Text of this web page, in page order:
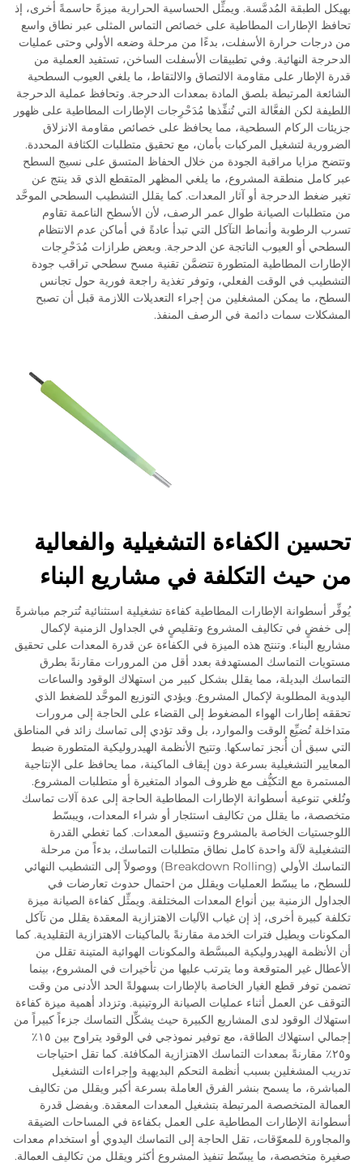
بهيكل الطبقة المُدمَّسة. ويمثِّل الحساسية الحرارية ميزةً حاسمةً أخرى، إذ
تحافظ الإطارات المطاطية على خصائص التماس المثلى عبر نطاق واسع
من درجات حرارة الأسفلت، بدءًا من مرحلة وضعه الأولي وحتى عمليات
الدحرجة النهائية. وفي تطبيقات الأسفلت الساخن، تستفيد العملية من
قدرة الإطار على مقاومة الالتصاق والالتقاط، ما يلغي العيوب السطحية
الشائعة المرتبطة بلصق المادة بمعدات الدحرجة. وتحافظ عملية الدحرجة
اللطيفة لكن الفعَّالة التي تُنفِّذها مُدَحْرِجات الإطارات المطاطية على ظهور
جزيئات الركام السطحية، مما يحافظ على خصائص مقاومة الانزلاق
الضرورية لتشغيل المركبات بأمان، مع تحقيق متطلبات الكثافة المحددة.
وتتضح مزايا مراقبة الجودة من خلال الحفاظ المتسق على نسيج السطح
عبر كامل منطقة المشروع، ما يلغي المظهر المتقطع الذي قد ينتج عن
تغير ضغط الدحرجة أو آثار المعدات. كما يقلل التشطيب السطحي الموحَّد
من متطلبات الصيانة طوال عمر الرصف، لأن الأسطح الناعمة تقاوم
تسرب الرطوبة وأنماط التآكل التي تبدأ عادةً في أماكن عدم الانتظام
السطحي أو العيوب الناتجة عن الدحرجة. وبعض طرازات مُدَحْرِجات
الإطارات المطاطية المتطورة تتضمَّن تقنية مسح سطحي تراقب جودة
التشطيب في الوقت الفعلي، وتوفر تغذية راجعة فورية حول تجانس
السطح، ما يمكن المشغلين من إجراء التعديلات اللازمة قبل أن تصبح
المشكلات سمات دائمة في الرصف المنفذ.
تحسين الكفاءة التشغيلية والفعالية
من حيث التكلفة في مشاريع البناء
يُوفِّر أسطوانة الإطارات المطاطية كفاءة تشغيلية استثنائية تُترجم مباشرةً
إلى خفضٍ في تكاليف المشروع وتقليصٍ في الجداول الزمنية لإكمال
مشاريع البناء. وتنتج هذه الميزة في الكفاءة عن قدرة المعدات على تحقيق
مستويات التماسك المستهدفة بعدد أقل من المرورات مقارنةً بطرق
التماسك البديلة، مما يقلل بشكل كبير من استهلاك الوقود والساعات
اليدوية المطلوبة لإكمال المشروع. ويؤدي التوزيع الموحَّد للضغط الذي
تحققه إطارات الهواء المضغوط إلى القضاء على الحاجة إلى مرورات
متداخلة تُضيِّع الوقت والموارد، بل وقد تؤدي إلى تماسك زائد في المناطق
التي سبق أن أُنجز تماسكها. وتتيح الأنظمة الهيدروليكية المتطورة ضبط
المعايير التشغيلية بسرعة دون إيقاف الماكينة، مما يحافظ على الإنتاجية
المستمرة مع التكيُّف مع ظروف المواد المتغيرة أو متطلبات المشروع.
وتُلغي تنوعية أسطوانة الإطارات المطاطية الحاجة إلى عدة آلات تماسك
متخصصة، ما يقلل من تكاليف استئجار أو شراء المعدات، ويبسّط
اللوجستيات الخاصة بالمشروع وتنسيق المعدات. كما تغطي القدرة
التشغيلية لآلة واحدة كامل نطاق متطلبات التماسك، بدءاً من مرحلة
التماسك الأولي (Breakdown Rolling) ووصولاً إلى التشطيب النهائي
للسطح، ما يبسّط العمليات ويقلل من احتمال حدوث تعارضات في
الجداول الزمنية بين أنواع المعدات المختلفة. ويمثِّل كفاءة الصيانة ميزة
تكلفة كبيرة أخرى، إذ إن غياب الآليات الاهتزازية المعقدة يقلل من تآكل
المكونات ويطيل فترات الخدمة مقارنةً بالماكينات الاهتزازية التقليدية. كما
أن الأنظمة الهيدروليكية المبسَّطة والمكونات الهوائية المتينة تقلل من
الأعطال غير المتوقعة وما يترتب عليها من تأخيرات في المشروع، بينما
تضمن توفر قطع الغيار الخاصة بالإطارات بسهولةً الحد الأدنى من وقت
التوقف عن العمل أثناء عمليات الصيانة الروتينية. وتزداد أهمية ميزة كفاءة
استهلاك الوقود لدى المشاريع الكبيرة حيث يشكِّل التماسك جزءاً كبيراً من
إجمالي استهلاك الطاقة، مع توفير نموذجي في الوقود يتراوح بين ١٥٪
و٢٥٪ مقارنةً بمعدات التماسك الاهتزازية المكافئة. كما تقل احتياجات
تدريب المشغلين بسبب أنظمة التحكم البديهية وإجراءات التشغيل
المباشرة، ما يسمح بنشر الفرق العاملة بسرعة أكبر ويقلل من تكاليف
العمالة المتخصصة المرتبطة بتشغيل المعدات المعقدة. وبفضل قدرة
أسطوانة الإطارات المطاطية على العمل بكفاءة في المساحات الضيقة
والمجاورة للمعوّقات، تقل الحاجة إلى التماسك اليدوي أو استخدام معدات
صغيرة متخصصة، ما يبسّط تنفيذ المشروع أكثر ويقلل من تكاليف العمالة.